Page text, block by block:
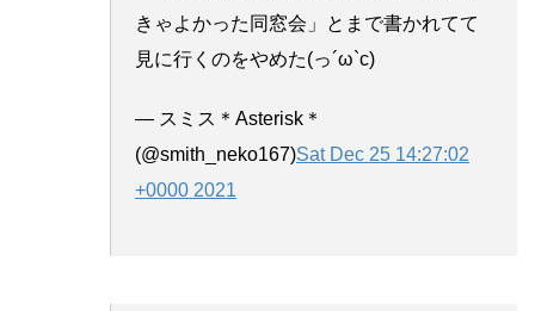
きゃよかった同窓会」とまで書かれてて
見に行くのをやめた(っ´ω`c)
— スミス＊Asterisk＊
(@smith_neko167)Sat Dec 25 14:27:02
+0000 2021